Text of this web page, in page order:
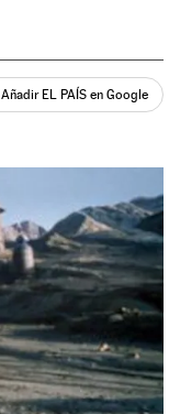
Añadir EL PAÍS en Google